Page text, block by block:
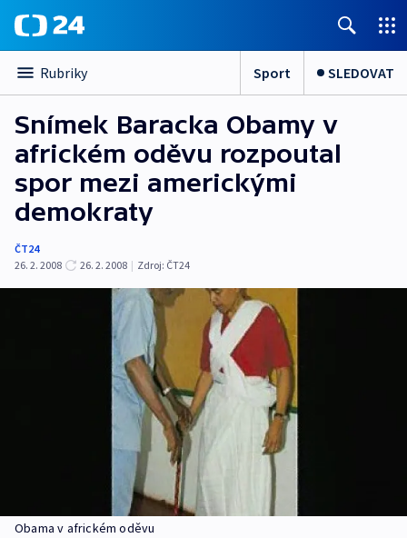
Rubriky Sport SLEDOVAT
Snímek Baracka Obamy v
africkém oděvu rozpoutal
spor mezi americkými
demokraty
ČT24
26. 2. 2008
26. 2. 2008 | Zdroj: ČT24
Obama v africkém oděvu